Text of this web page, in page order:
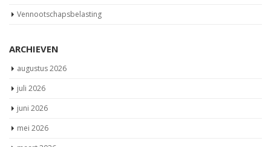
Vennootschapsbelasting
ARCHIEVEN
augustus 2026
juli 2026
juni 2026
mei 2026